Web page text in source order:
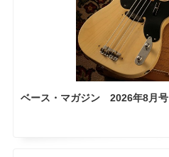
ベース・マガジン 2026年8月号